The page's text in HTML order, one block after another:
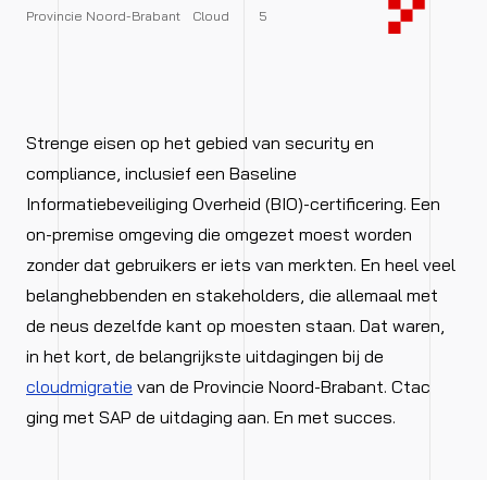
Provincie Noord-Brabant
Cloud
5
Strenge eisen op het gebied van security en
compliance, inclusief een Baseline
Informatiebeveiliging Overheid (BIO)-certificering. Een
on-premise omgeving die omgezet moest worden
zonder dat gebruikers er iets van merkten. En heel veel
belanghebbenden en stakeholders, die allemaal met
de neus dezelfde kant op moesten staan. Dat waren,
in het kort, de belangrijkste uitdagingen bij de
cloudmigratie van de Provincie Noord-Brabant. Ctac
ging met SAP de uitdaging aan. En met succes.